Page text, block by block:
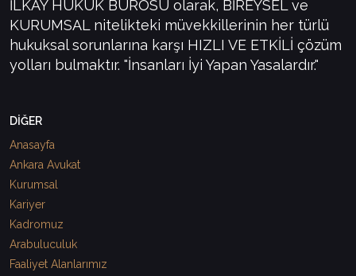
İLKAY HUKUK BÜROSU olarak, BİREYSEL ve
KURUMSAL nitelikteki müvekkillerinin her türlü
hukuksal sorunlarına karşı HIZLI VE ETKİLİ çözüm
yolları bulmaktır. "İnsanları İyi Yapan Yasalardır."
DİĞER
Anasayfa
Ankara Avukat
Kurumsal
Kariyer
Kadromuz
Arabuluculuk
Faaliyet Alanlarımız